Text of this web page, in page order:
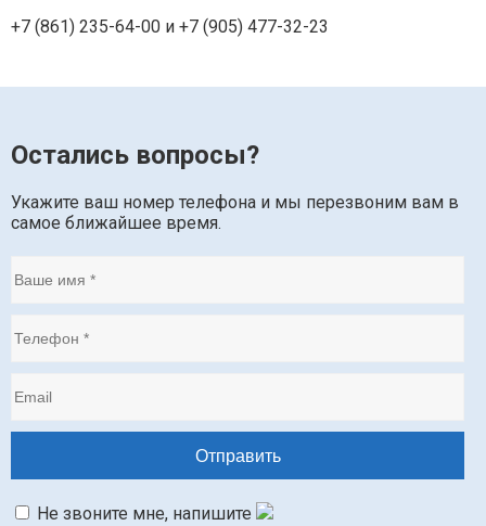
+7 (861) 235-64-00 и +7 (905) 477-32-23
Остались вопросы?
Укажите ваш номер телефона и мы перезвоним вам в
самое ближайшее время.
Не звоните мне, напишите